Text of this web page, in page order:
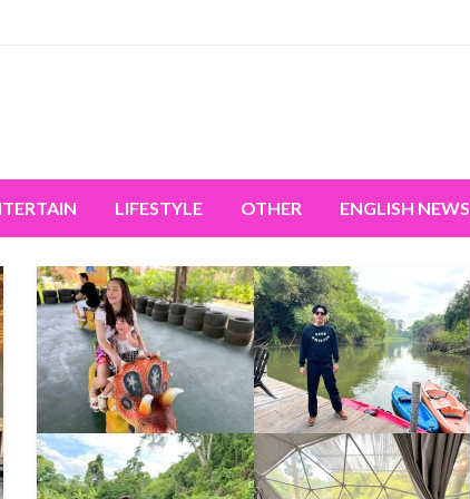
LIFESTYLE OTHER ENGLISH NEWS